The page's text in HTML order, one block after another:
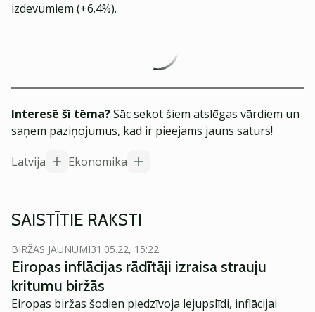
izdevumiem (+6.4%).
Interesē šī tēma?Sāc sekot šiem atslēgas vārdiem un
saņem paziņojumus, kad ir pieejams jauns saturs!
Latvija
Ekonomika
SAISTĪTIE RAKSTI
BIRŽAS JAUNUMI31.05.22, 15:22
Eiropas inflācijas rādītāji izraisa strauju
kritumu biržās
Eiropas biržas šodien piedzīvoja lejupslīdi, inflācijai